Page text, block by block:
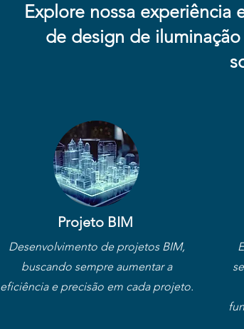
Explore nossa
de design de
Projeto BIM
Desenvolvimento de projetos BIM,
buscando sempre aumentar a
eficiência e precisão em cada projeto.